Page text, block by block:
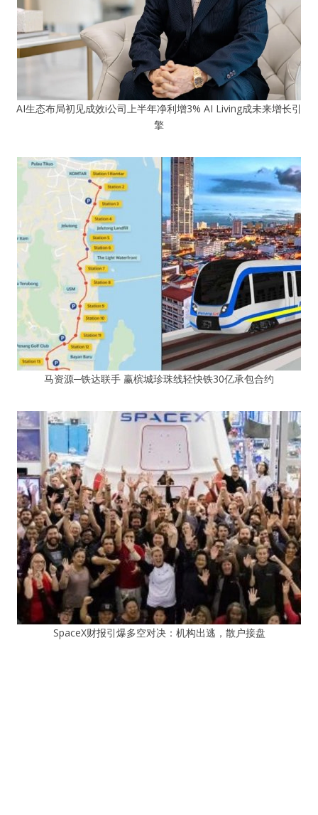
AI生态布局初见成效i公司上半年净利增3% AI Living成未来增长引
擎
马资源─铁达联手 赢槟城珍珠线轻快铁30亿承包合约
SpaceX财报引爆多空对决：机构出逃，散户接盘